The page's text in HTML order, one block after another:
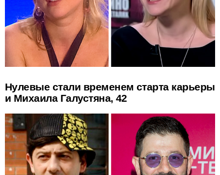
Нулевые стали временем старта карьеры
и Михаила Галустяна, 42